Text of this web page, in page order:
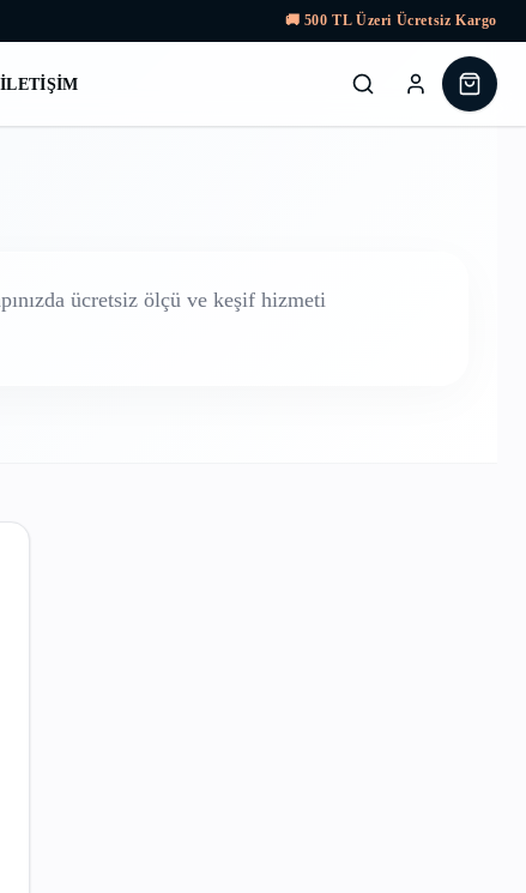
🚚 500 TL Üzeri Ücretsiz Kargo
İLETIŞIM
ücretsiz ölçü ve keşif hizmeti